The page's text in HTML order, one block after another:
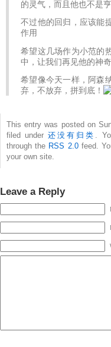
的灵气，而且他也不是
不过他的回归，应该能
作用
希望这几场作为小范的
中，让我们再见他的神
希望像今天一样，阿森
弃，不放弃，拼到底！
This entry was posted on
filed under还没有归类 .
through the RSS 2.0feed.
your own site.
Leave a Reply